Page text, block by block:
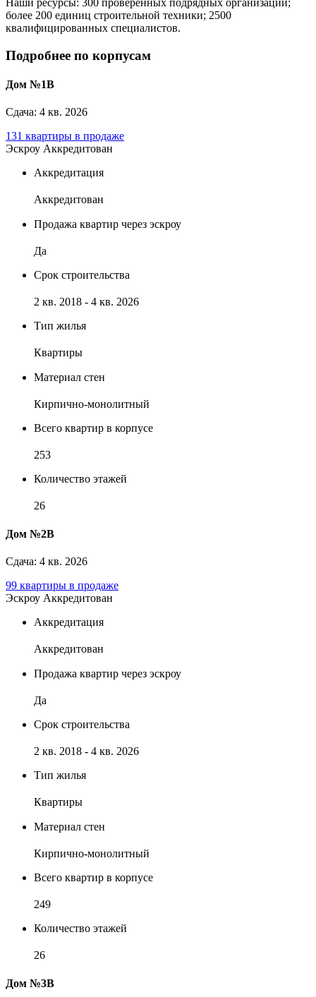
Наши ресурсы: 300 проверенных подрядных организаций;
более 200 единиц строительной техники; 2500
квалифицированных специалистов.
Подробнее по корпусам
Дом №1В
Сдача: 4 кв. 2026
131 квартиры в продаже
Эскроу Аккредитован
Аккредитация
Аккредитован
Продажа квартир через эскроу
Да
Срок строительства
2 кв. 2018 - 4 кв. 2026
Тип жилья
Квартиры
Материал стен
Кирпично-монолитный
Всего квартир в корпусе
253
Количество этажей
26
Дом №2В
Сдача: 4 кв. 2026
99 квартиры в продаже
Эскроу Аккредитован
Аккредитация
Аккредитован
Продажа квартир через эскроу
Да
Срок строительства
2 кв. 2018 - 4 кв. 2026
Тип жилья
Квартиры
Материал стен
Кирпично-монолитный
Всего квартир в корпусе
249
Количество этажей
26
Дом №3В